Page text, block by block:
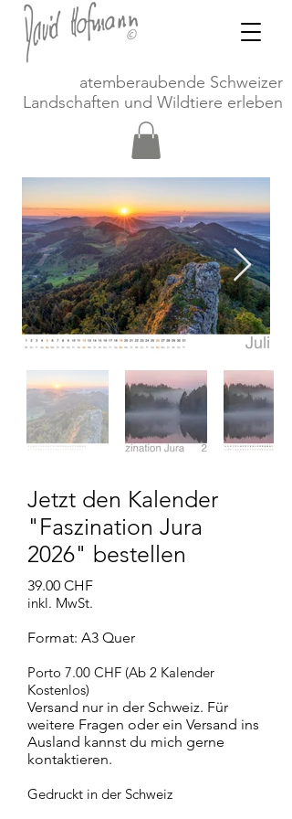
atemberaubende Schweizer
Landschaften und Wildtiere erleben
Jetzt den Kalender
"Faszination Jura
2026" bestellen
39.00 CHF
inkl. MwSt.
Format: A3 Quer
Porto 7.00 CHF (Ab 2 Kalender
Kostenlos)
Versand nur in der Schweiz. Für
weitere Fragen oder ein Versand ins
Ausland kannst du mich gerne
kontaktieren.
Gedruckt in der Schweiz